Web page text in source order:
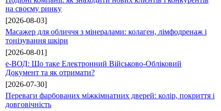
на своєму ринку
[2026-08-03]
Масажер для обличчя з мінералами: колаген, лімфодренаж і
тонізування шкіри
[2026-08-01]
е-ВОД: Що таке Електронний Військово-Обліковий
Документ та як отримати?
[2026-07-30]
Переваги фарбованих міжкімнатних дверей: колір, покриття і
довговічність